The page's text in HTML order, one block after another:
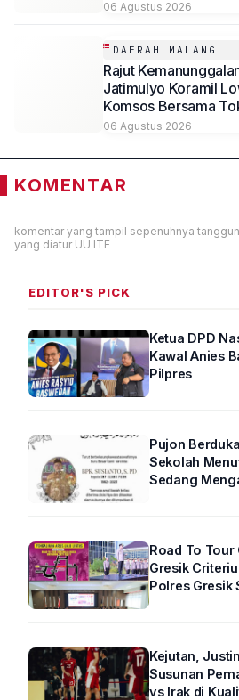
06 Agustus 2026
DAERAH MALANG
Rajut
Jatimulyo Koramil
Komsos Bersama
06 Agustus 2026
KOMENTAR
komentar yang tampil sepenuhnya
yang diatur UU ITE
EDITOR'S PICK
Ketua DPD
Kawal Anies
Pilpres
Pujon Berduka, Seorang
Sekolah
Sedang
Road To Tour
Gresik
Polres Gresik
Kejutan,
Susunan
vs Irak di